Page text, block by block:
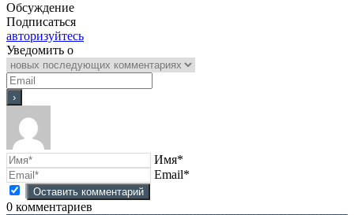
Обсуждение
Подписаться
авторизуйтесь
Уведомить о
Имя*
Email*
0 комментариев